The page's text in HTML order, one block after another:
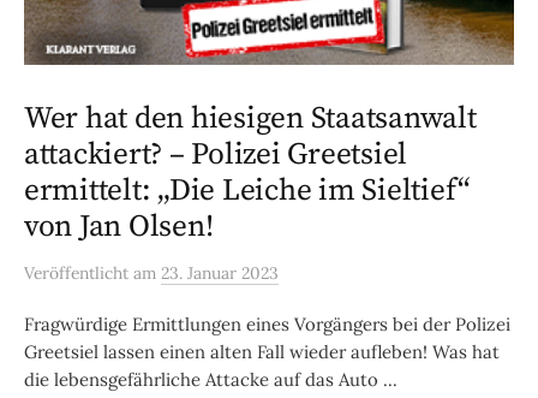
Wer hat den hiesigen Staatsanwalt
attackiert? – Polizei Greetsiel
ermittelt: „Die Leiche im Sieltief“
von Jan Olsen!
Veröffentlicht am 23. Januar 2023
Fragwürdige Ermittlungen eines Vorgängers bei der Polizei
Greetsiel lassen einen alten Fall wieder aufleben! Was hat
die lebensgefährliche Attacke auf das Auto ...